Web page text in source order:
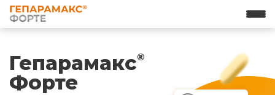
Гепарамакс®
Форте